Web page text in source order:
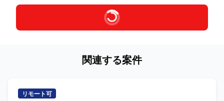
関連する案件
リモート可